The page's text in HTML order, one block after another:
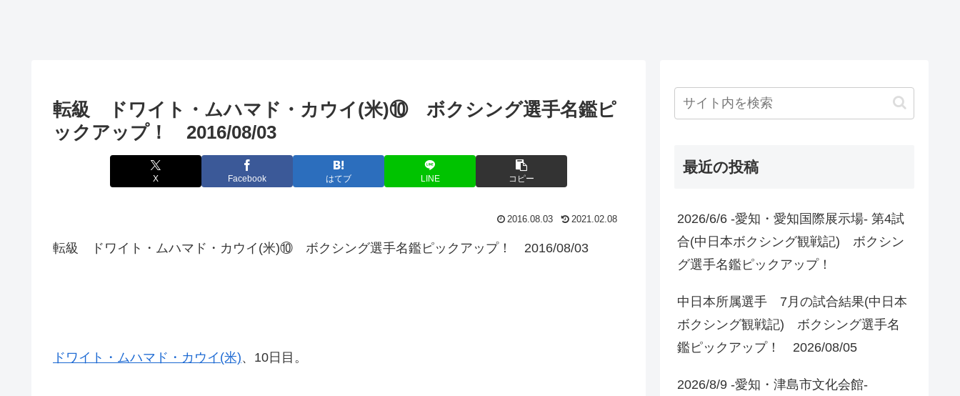
転級 ドワイト・ムハマド・カウイ(米)⑩ ボクシング選手名鑑ピ
ックアップ！ 2016/08/03
X Facebook はてブ LINE コピー
2016.08.03 2021.02.08
転級 ドワイト・ムハマド・カウイ(米)⑩ ボクシング選手名鑑ピックアップ！ 2016/08/03
ドワイト・ムハマド・カウイ(米)、10日目。
最近の投稿
2026/6/6 -愛知・愛知国際展示場- 第4試
合(中日本ボクシング観戦記) ボクシン
グ選手名鑑ピックアップ！
中日本所属選手 7月の試合結果(中日本
ボクシング観戦記) ボクシング選手名
鑑ピックアップ！ 2026/08/05
2026/8/9 -愛知・津島市文化会館-